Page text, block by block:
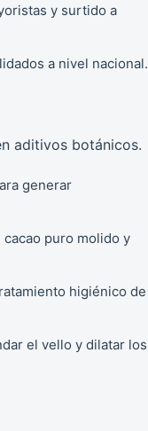
y surtido a
a nivel nacional.
aditivos botánicos.
generar
puro molido y
higiénico de
el vello y dilatar los